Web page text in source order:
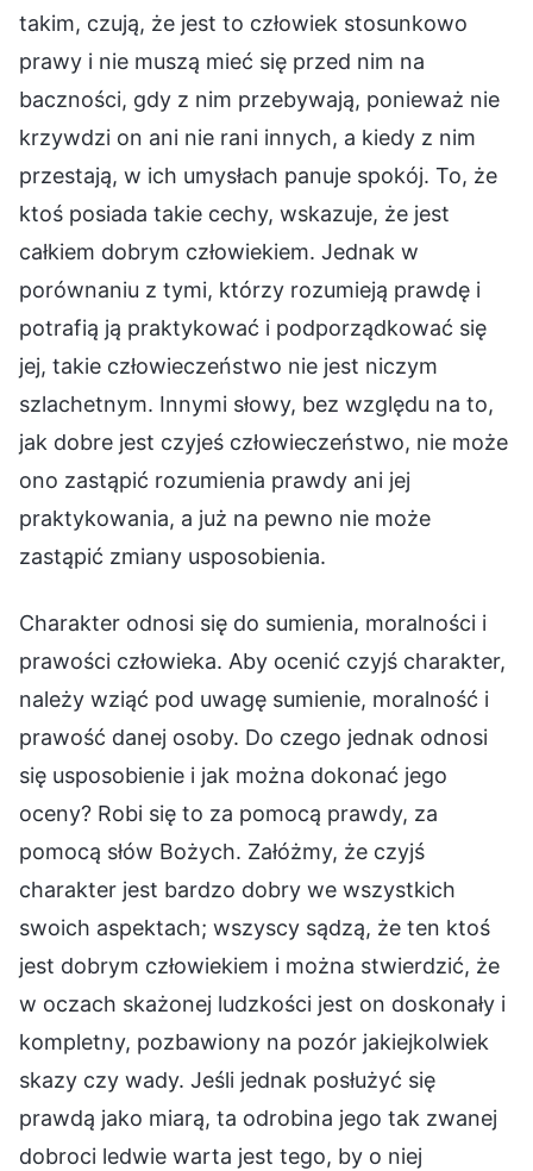
takim, czują, że jest to człowiek stosunkowo
prawy i nie muszą mieć się przed nim na
baczności, gdy z nim przebywają, ponieważ nie
krzywdzi on ani nie rani innych, a kiedy z nim
przestają, w ich umysłach panuje spokój. To, że
ktoś posiada takie cechy, wskazuje, że jest
całkiem dobrym człowiekiem. Jednak w
porównaniu z tymi, którzy rozumieją prawdę i
potrafią ją praktykować i podporządkować się
jej, takie człowieczeństwo nie jest niczym
szlachetnym. Innymi słowy, bez względu na to,
jak dobre jest czyjeś człowieczeństwo, nie może
ono zastąpić rozumienia prawdy ani jej
praktykowania, a już na pewno nie może
zastąpić zmiany usposobienia.
Charakter odnosi się do sumienia, moralności i
prawości człowieka. Aby ocenić czyjś charakter,
należy wziąć pod uwagę sumienie, moralność i
prawość danej osoby. Do czego jednak odnosi
się usposobienie i jak można dokonać jego
oceny? Robi się to za pomocą prawdy, za
pomocą słów Bożych. Załóżmy, że czyjś
charakter jest bardzo dobry we wszystkich
swoich aspektach; wszyscy sądzą, że ten ktoś
jest dobrym człowiekiem i można stwierdzić, że
w oczach skażonej ludzkości jest on doskonały i
kompletny, pozbawiony na pozór jakiejkolwiek
skazy czy wady. Jeśli jednak posłużyć się
prawdą jako miarą, ta odrobina jego tak zwanej
dobroci ledwie warta jest tego, by o niej